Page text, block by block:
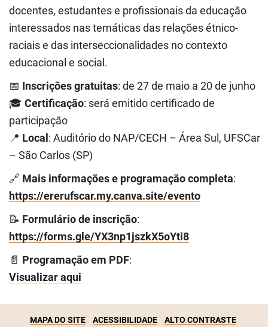
docentes, estudantes e profissionais da educação
interessados nas temáticas das relações étnico-
raciais e das interseccionalidades no contexto
educacional e social.
📅 Inscrições gratuitas: de 27 de maio a 20 de junho
🎓 Certificação: será emitido certificado de
participação
📍 Local : Auditório do NAP/CECH – Área Sul, UFSCar
– São Carlos (SP)
🔗 Mais informações e programação completa:
https://ererufscar.my.canva.site/evento
📝 Formulário de inscrição:
https://forms.gle/YX3np1jszkX5oYti8
📄 Programação em PDF:
Visualizar aqui
MAPA DO SITE ACESSIBILIDADE ALTO CONTRASTE